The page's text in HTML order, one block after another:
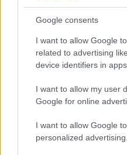
Google consents
I want to allow Google
related to advertising
device identifiers in apps.
I want to allow my user
Google for online
I want to allow Google
personalized advertising.
Incidente de fuego en la
Murtala Muhammed en
Lucía Marín · 4 Ago 2026